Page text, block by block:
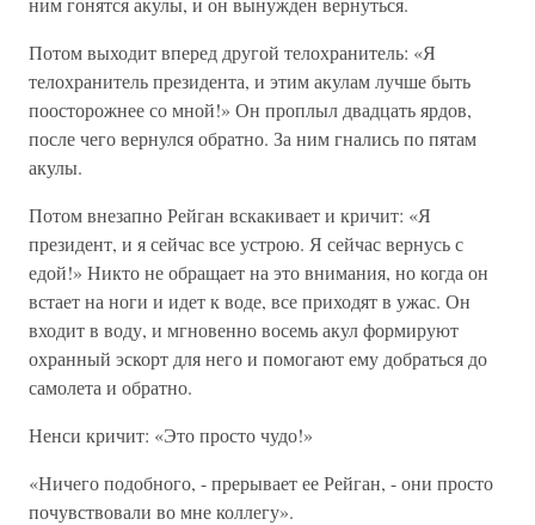
Потом выходит вперед другой телохранитель: «Я
телохранитель президента, и этим акулам лучше быть
поосторожнее со мной!» Он проплыл двадцать ярдов,
после чего вернулся обратно. За ним гнались по пятам
акулы.
Потом внезапно Рейган вскакивает и кричит: «Я
президент, и я сейчас все устрою. Я сейчас вернусь с
едой!» Никто не обращает на это внимания, но когда он
встает на ноги и идет к воде, все приходят в ужас. Он
входит в воду, и мгновенно восемь акул формируют
охранный эскорт для него и помогают ему добраться до
самолета и обратно.
Ненси кричит: «Это просто чудо!»
«Ничего подобного, - прерывает ее Рейган, - они просто
почувствовали во мне коллегу».